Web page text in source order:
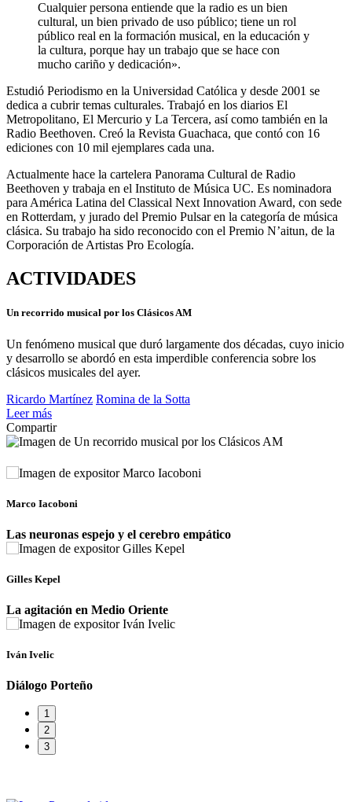
Cualquier persona entiende que la radio es un bien
cultural, un bien privado de uso público; tiene un rol
público real en la formación musical, en la educación y
la cultura, porque hay un trabajo que se hace con
mucho cariño y dedicación».
Estudió Periodismo en la Universidad Católica y desde 2001 se
dedica a cubrir temas culturales. Trabajó en los diarios El
Metropolitano, El Mercurio y La Tercera, así como también en la
Radio Beethoven. Creó la Revista Guachaca, que contó con 16
ediciones con 10 mil ejemplares cada una.
Actualmente hace la cartelera Panorama Cultural de Radio
Beethoven y trabaja en el Instituto de Música UC. Es nominadora
para América Latina del Classical Next Innovation Award, con sede
en Rotterdam, y jurado del Premio Pulsar en la categoría de música
clásica. Su trabajo ha sido reconocido con el Premio N’aitun, de la
Corporación de Artistas Pro Ecología.
ACTIVIDADES
Un recorrido musical por los Clásicos AM
Un fenómeno musical que duró largamente dos décadas, cuyo inicio
y desarrollo se abordó en esta imperdible conferencia sobre los
clásicos musicales del ayer.
Ricardo Martínez Romina de la Sotta
Leer más
Compartir
Marco Iacoboni
Las neuronas espejo y el cerebro empático
Gilles Kepel
La agitación en Medio Oriente
Iván Ivelic
Diálogo Porteño
1
2
3